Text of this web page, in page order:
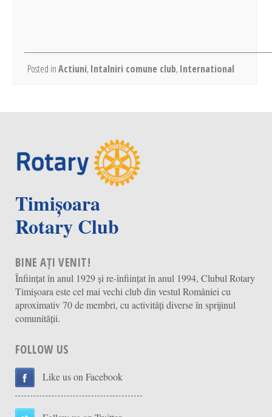
Posted inActiuni,Intalniri comune club,International
Timișoara
Rotary Club
BINE AȚI VENIT!
Înființat în anul 1929 și re-înființat în anul 1994, Clubul Rotary
Timișoara este cel mai vechi club din vestul României cu
aproximativ 70 de membri, cu activități diverse în sprijinul
comunității.
FOLLOW US
Like us on Facebook